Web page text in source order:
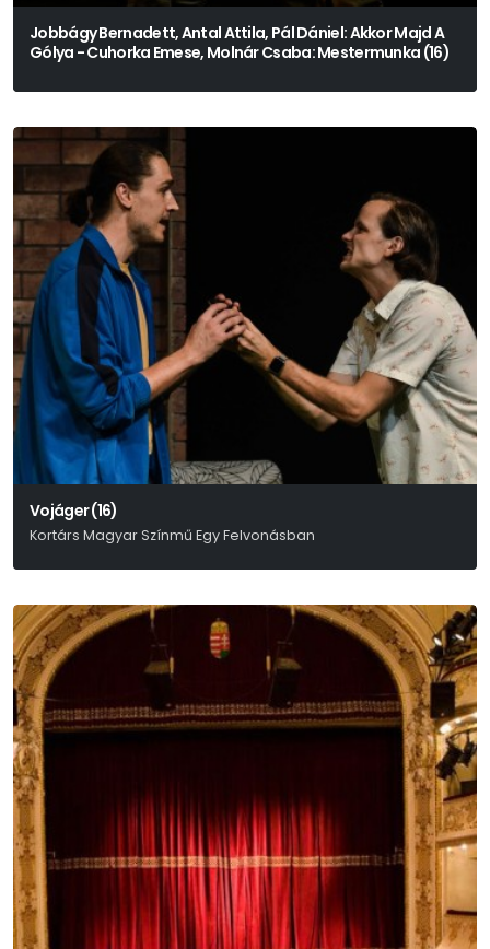
Jobbágy Bernadett, Antal Attila, Pál Dániel: Akkor Majd A
Gólya - Cuhorka Emese, Molnár Csaba: Mestermunka (16)
Vojáger (16)
Kortárs Magyar Színmű Egy Felvonásban